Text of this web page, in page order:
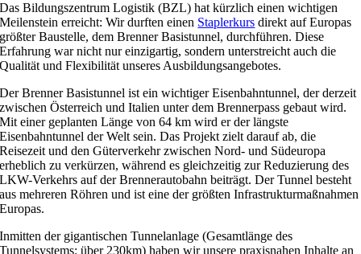
Das Bildungszentrum Logistik (BZL) hat kürzlich einen wichtigen
Meilenstein erreicht: Wir durften einen Staplerkurs direkt auf Europas
größter Baustelle, dem Brenner Basistunnel, durchführen. Diese
Erfahrung war nicht nur einzigartig, sondern unterstreicht auch die
Qualität und Flexibilität unseres Ausbildungsangebotes.
Der Brenner Basistunnel ist ein wichtiger Eisenbahntunnel, der derzeit
zwischen Österreich und Italien unter dem Brennerpass gebaut wird.
Mit einer geplanten Länge von 64 km wird er der längste
Eisenbahntunnel der Welt sein. Das Projekt zielt darauf ab, die
Reisezeit und den Güterverkehr zwischen Nord- und Südeuropa
erheblich zu verkürzen, während es gleichzeitig zur Reduzierung des
LKW-Verkehrs auf der Brennerautobahn beiträgt. Der Tunnel besteht
aus mehreren Röhren und ist eine der größten Infrastrukturmaßnahmen
Europas.
Inmitten der gigantischen Tunnelanlage (Gesamtlänge des
Tunnelsystems: über 230km) haben wir unsere praxisnahen Inhalte an